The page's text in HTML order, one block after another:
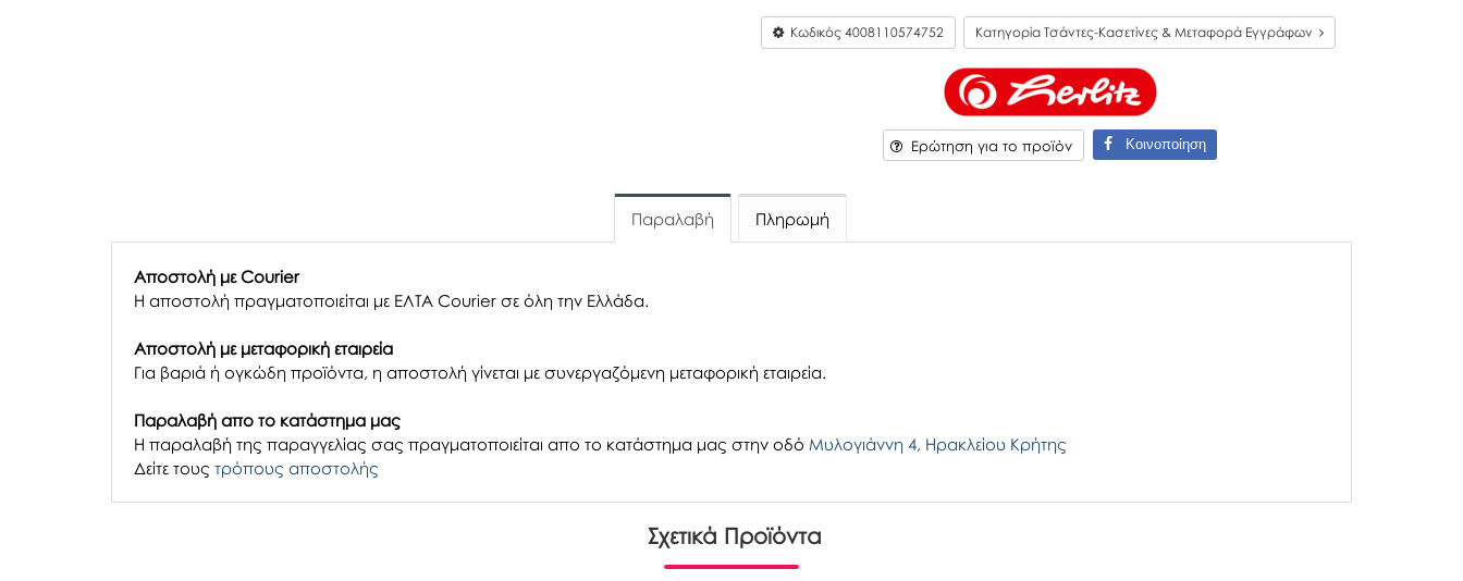
Κωδικός 4008110574752 Κατηγορία Τσάντες-Κασετίνες & Μεταφορά Εγγράφων
Ερώτηση για το προϊόν Κοινοποίηση
Παραλαβή Πληρωμή
Αποστολή με Courier
Η αποστολή πραγματοποιείται με ΕΛΤΑ Courier σε όλη την Ελλάδα.
Αποστολή με μεταφορική εταιρεία
Για βαριά ή ογκώδη προϊόντα, η αποστολή γίνεται με συνεργαζόμενη μεταφορική εταιρεία.
Παραλαβή απο το κατάστημα μας
H παραλαβή της παραγγελίας σας πραγματοποιείται απο το κατάστημα μας στην οδό Μυλογιάννη 4, Ηρακλείου Κρήτης
Δείτε τους τρόπους αποστολής
Σχετικά Προϊόντα